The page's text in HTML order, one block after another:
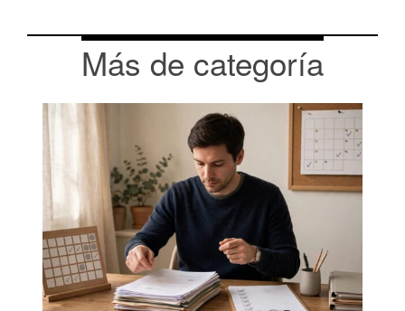
Más de categoría